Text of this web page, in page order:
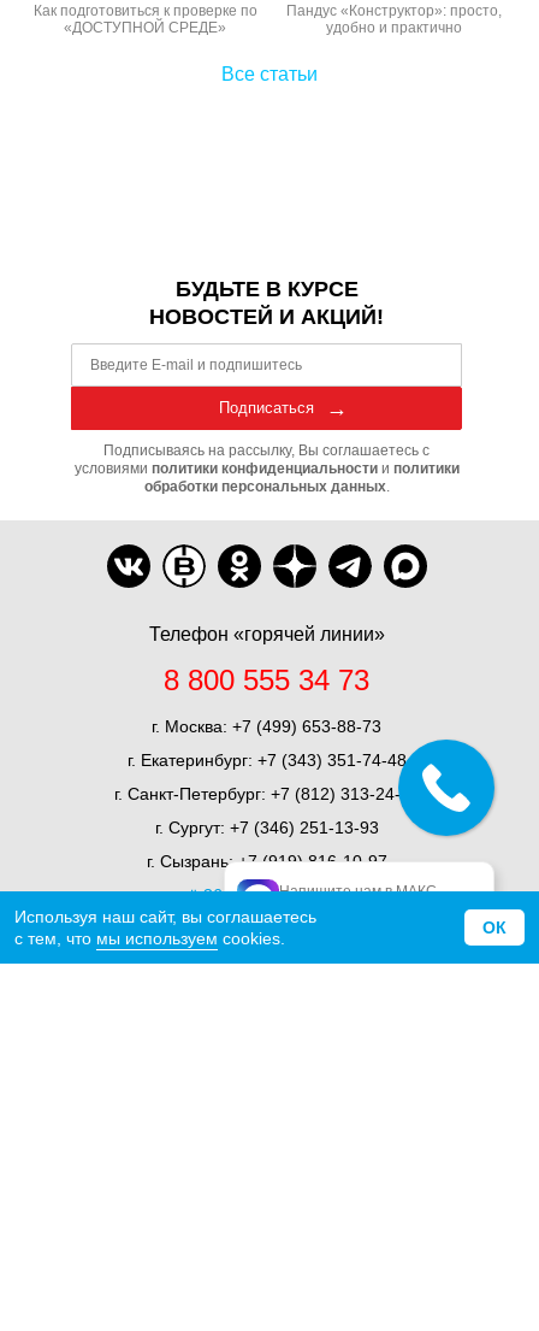
Как подготовиться к проверке по
«ДОСТУПНОЙ СРЕДЕ»
Пандус «Конструктор»: просто,
удобно и практично
Все статьи
О компании
Телефон «горячей линии»
8 800 555 34 73
г. Москва: +7 (499) 653-88-73
г. Екатеринбург: +7 (343) 351-74-48
г. Санкт-Петербург: +7 (812) 313-24-71
г. Сургут: +7 (346) 251-13-93
г. Сызрань:+7 (919) 816-10-97
ещё 36 представительств
БУДЬТЕ В КУРСЕ
НОВОСТЕЙ И АКЦИЙ!
Подписаться
Подписываясь на рассылку, Вы соглашаетесь с
условиями политики конфиденциальностии политики
обработки персональных данных.
Напишите нам в МАКС
официальный МАКС
Используя наш сайт, вы соглашаетесь
с тем, что мы используем cookies.
ОК